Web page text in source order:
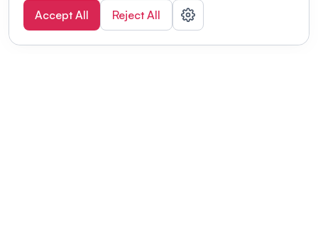
Accept All Reject All